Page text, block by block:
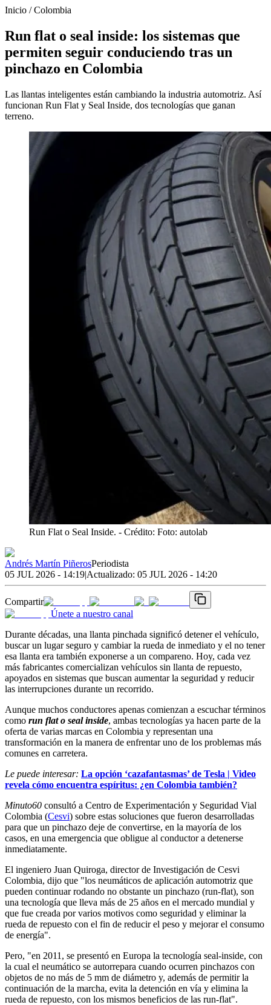
Inicio /Colombia
Run flat o seal inside: los sistemas que
permiten seguir conduciendo tras un
pinchazo en Colombia
Las llantas inteligentes están cambiando la industria automotriz. Así
funcionan Run Flat y Seal Inside, dos tecnologías que ganan
terreno.
Run Flat o Seal Inside. - Crédito: Foto: autolab
Andrés Martín PiñerosPeriodista
05 JUL 2026 - 14:19|Actualizado: 05 JUL 2026 - 14:20
Compartir
Únete a nuestro canal
Durante décadas, una llanta pinchada significó detener el vehículo,
buscar un lugar seguro y cambiar la rueda de inmediato y el no tener
esa llanta era también exponerse a un compareno. Hoy, cada vez
más fabricantes comercializan vehículos sin llanta de repuesto,
apoyados en sistemas que buscan aumentar la seguridad y reducir
las interrupciones durante un recorrido.
Aunque muchos conductores apenas comienzan a escuchar términos
como run flat o seal inside, ambas tecnologías ya hacen parte de la
oferta de varias marcas en Colombia y representan una
transformación en la manera de enfrentar uno de los problemas más
comunes en carretera.
Le puede interesar: La opción ‘cazafantasmas’ de Tesla | Video
revela cómo encuentra espíritus: ¿en Colombia también?
Minuto60 consultó a Centro de Experimentación y Seguridad Vial
Colombia (Cesvi) sobre estas soluciones que fueron desarrolladas
para que un pinchazo deje de convertirse, en la mayoría de los
casos, en una emergencia que obligue al conductor a detenerse
inmediatamente.
El ingeniero Juan Quiroga, director de Investigación de Cesvi
Colombia, dijo que "los neumáticos de aplicación automotriz que
pueden continuar rodando no obstante un pinchazo (run-flat), son
una tecnología que lleva más de 25 años en el mercado mundial y
que fue creada por varios motivos como seguridad y eliminar la
rueda de repuesto con el fin de reducir el peso y mejorar el consumo
de energía".
Pero, "en 2011, se presentó en Europa la tecnología seal-inside, con
la cual el neumático se autorrepara cuando ocurren pinchazos con
objetos de no más de 5 mm de diámetro y, además de permitir la
continuación de la marcha, evita la detención en vía y elimina la
rueda de repuesto, con los mismos beneficios de las run-flat".